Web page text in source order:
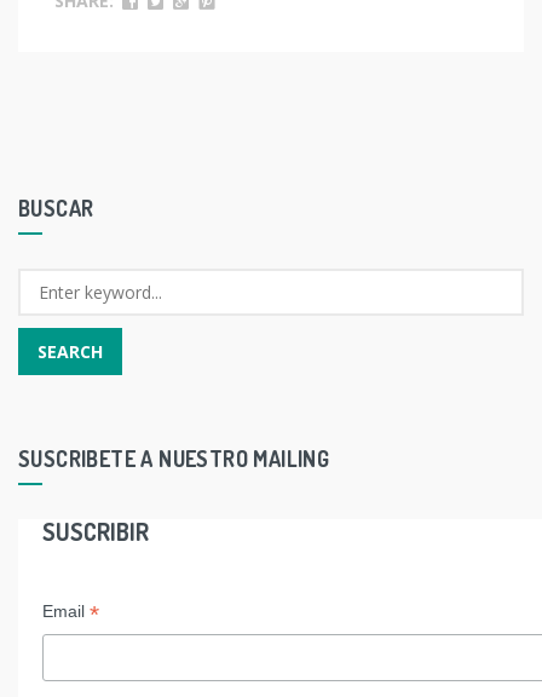
BUSCAR
SUSCRIBETE A NUESTRO MAILING
SUSCRIBIR
Email *